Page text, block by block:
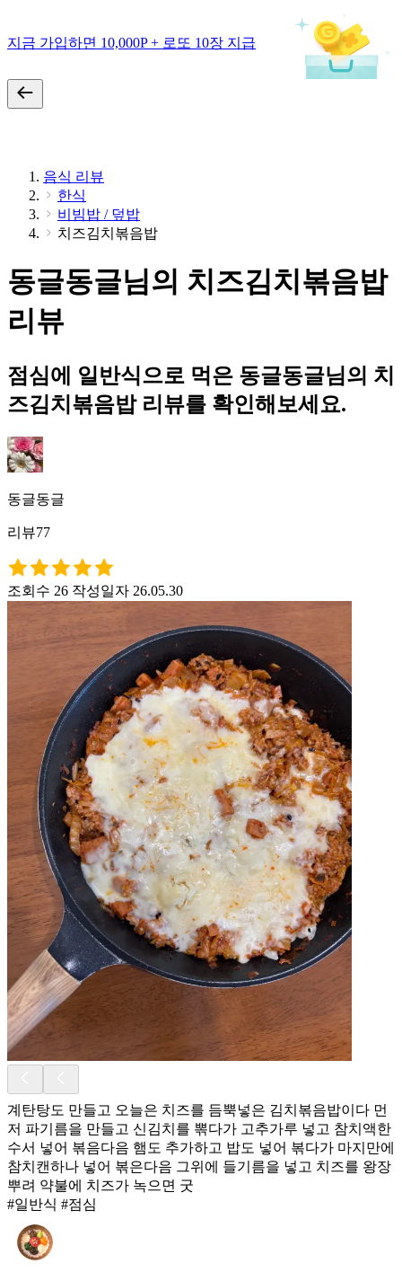
지금 가입하면 10,000P + 로또 10장 지급
음식 리뷰
한식
비빔밥 / 덮밥
치즈김치볶음밥
동글동글님의 치즈김치볶음밥
리뷰
점심에 일반식으로 먹은 동글동글님의 치
즈김치볶음밥 리뷰를 확인해보세요.
동글동글
리뷰77
조회수 26 작성일자 26.05.30
계탄탕도 만들고 오늘은 치즈를 듬뿍넣은 김치볶음밥이다 먼
저 파기름을 만들고 신김치를 뽂다가 고추가루 넣고 참치액한
수서 넣어 볶음다음 햄도 추가하고 밥도 넣어 볶다가 마지만에
참치캔하나 넣어 볶은다음 그위에 들기름을 넣고 치즈를 왕장
뿌려 약불에 치즈가 녹으면 굿
#일반식 #점심